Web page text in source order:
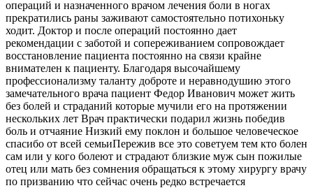
операций и назначенного врачом лечения боли в ногах
прекратились раны заживают самостоятельно потихоньку
ходит. Доктор и после операций постоянно дает
рекомендации с заботой и сопереживанием сопровождает
восстановление пациента постоянно на связи крайне
внимателен к пациенту. Благодаря высочайшему
профессионализму таланту доброте и неравнодушию этого
замечательного врача пациент Федор Иванович может жить
без болей и страданий которые мучили его на протяжении
нескольких лет Врач практически подарил жизнь победив
боль и отчаяние Низкий ему поклон и большое человеческое
спасибо от всей семьиПережив все это советуем тем кто болен
сам или у кого болеют и страдают близкие муж сын пожилые
отец или мать без сомнения обращаться к этому хирургу врачу
по призванию что сейчас очень редко встречается